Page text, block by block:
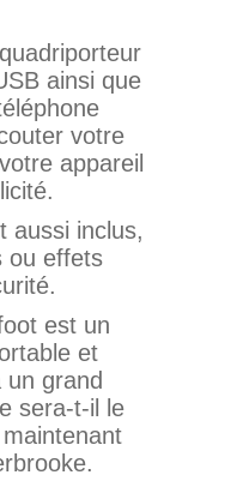
ainsi que
votre
appareil
aussi inclus,
ou effets
est un
et
grand
sera‑t‑il le